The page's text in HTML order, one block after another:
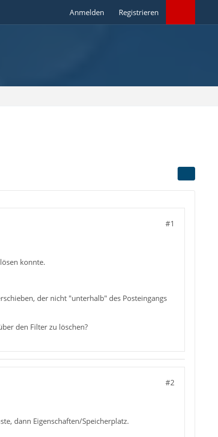
Anmelden Registrieren
#1
konnte.
der nicht "unterhalb" des Posteingangs
den Filter zu löschen?
#2
dann Eigenschaften/Speicherplatz.